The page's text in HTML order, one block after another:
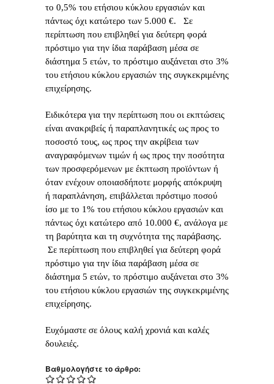
το 0,5% του ετήσιου κύκλου εργασιών και
πάντως όχι κατώτερο των 5.000 €. Σε
περίπτωση που επιβληθεί για δεύτερη φορά
πρόστιμο για την ίδια παράβαση μέσα σε
διάστημα 5 ετών, το πρόστιμο αυξάνεται στο 3%
του ετήσιου κύκλου εργασιών της συγκεκριμένης
επιχείρησης.
Ειδικότερα για την περίπτωση που οι εκπτώσεις
είναι ανακριβείς ή παραπλανητικές ως προς το
ποσοστό τους, ως προς την ακρίβεια των
αναγραφόμενων τιμών ή ως προς την ποσότητα
των προσφερόμενων με έκπτωση προϊόντων ή
όταν ενέχουν οποιασδήποτε μορφής απόκρυψη
ή παραπλάνηση, επιβάλλεται πρόστιμο ποσού
ίσο με το 1% του ετήσιου κύκλου εργασιών και
πάντως όχι κατώτερο από 10.000 €, ανάλογα με
τη βαρύτητα και τη συχνότητα της παράβασης.
Σε περίπτωση που επιβληθεί για δεύτερη φορά
πρόστιμο για την ίδια παράβαση μέσα σε
διάστημα 5 ετών, το πρόστιμο αυξάνεται στο 3%
του ετήσιου κύκλου εργασιών της συγκεκριμένης
επιχείρησης.
Ευχόμαστε σε όλους καλή χρονιά και καλές
δουλειές.
Βαθμολογήστε το άρθρο: